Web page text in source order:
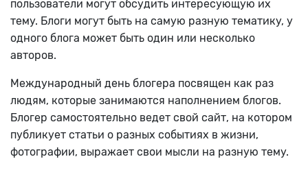
пользователи могут обсудить интересующую их
тему. Блоги могут быть на самую разную тематику, у
одного блога может быть один или несколько
авторов.
Международный день блогера посвящен как раз
людям, которые занимаются наполнением блогов.
Блогер самостоятельно ведет свой сайт, на котором
публикует статьи о разных событиях в жизни,
фотографии, выражает свои мысли на разную тему.